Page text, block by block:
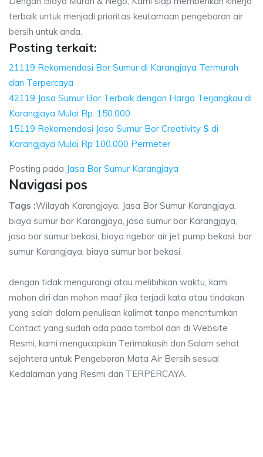
terbaik untuk menjadi prioritas keutamaan pengeboran air
bersih untuk anda.
Posting terkait:
21119 Rekomendasi Bor Sumur di Karangjaya Termurah
dan Terpercaya
42119 Jasa Sumur Bor Terbaik dengan Harga Terjangkau di
Karangjaya Mulai Rp. 150.000
15119 Rekomendasi Jasa Sumur Bor Creativity S di
Karangjaya Mulai Rp 100.000 Permeter
Posting pada Jasa Bor Sumur Karangjaya
Navigasi pos
Tags :Wilayah Karangjaya, Jasa Bor Sumur Karangjaya,
biaya sumur bor Karangjaya, jasa sumur bor Karangjaya,
jasa bor sumur bekasi, biaya ngebor air jet pump bekasi, bor
sumur Karangjaya, biaya sumur bor bekasi.
dengan tidak mengurangi atau melibihkan waktu, kami
mohon diri dan mohon maaf jika terjadi kata atau tindakan
yang salah dalam penulisan kalimat tanpa mencntumkan
Contact yang sudah ada pada tombol dan di Website
Resmi, kami mengucapkan Terimakasih dan Salam sehat
sejahtera untuk Pengeboran Mata Air Bersih sesuai
Kedalaman yang Resmi dan TERPERCAYA.